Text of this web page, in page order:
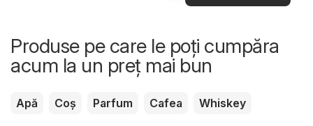
Produse pe care le poți cumpăra
acum la un preț mai bun
Apă Coș Parfum Cafea Whiskey